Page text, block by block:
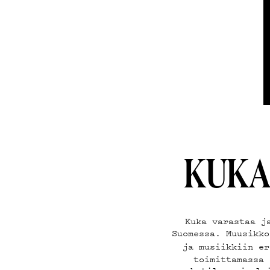
ON-
Kuka varastaa
Suomessa.
ja musiikkiin
toimittamassa